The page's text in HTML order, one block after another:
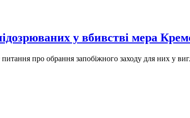
у вбивстві мера
про обрання запобіжного заходу для них у